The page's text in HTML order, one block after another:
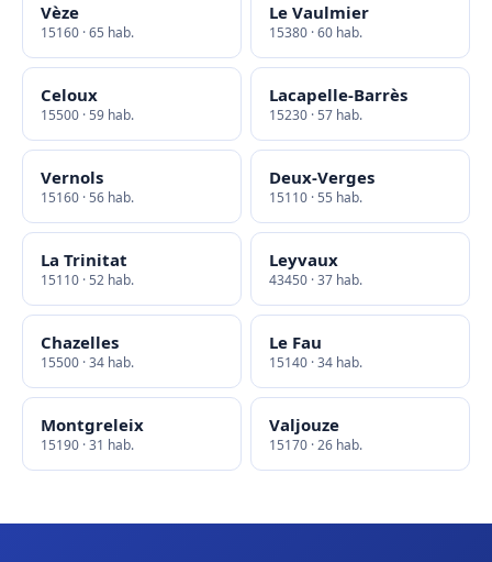
Vèze
15160 · 65 hab.
Le Vaulmier
15380 · 60 hab.
Celoux
15500 · 59 hab.
Lacapelle-Barrès
15230 · 57 hab.
Vernols
15160 · 56 hab.
Deux-Verges
15110 · 55 hab.
La Trinitat
15110 · 52 hab.
Leyvaux
43450 · 37 hab.
Chazelles
15500 · 34 hab.
Le Fau
15140 · 34 hab.
Montgreleix
15190 · 31 hab.
Valjouze
15170 · 26 hab.